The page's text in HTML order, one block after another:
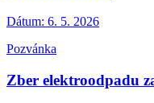
Dátum: 6. 5. 2026
Pozvánka
Zber elektroodpadu